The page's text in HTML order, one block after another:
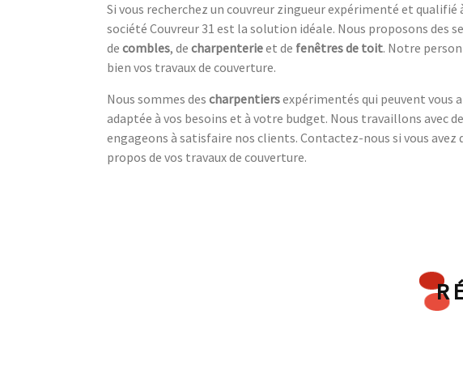
Si vous recherchez un couvreur zingueur expérimenté et
société Couvreur 31 est la solution idéale. Nous proposons des
de combles, de charpenterieet de fenêtres de toit. Notre
bien vos travaux de couverture.
Nous sommes des charpentiersexpérimentés qui peuvent vous
adaptée à vos besoins et à votre budget. Nous travaillons avec
engageons à satisfaire nos clients. Contactez-nous si vous avez
propos de vos travaux de couverture.